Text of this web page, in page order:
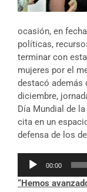
ocasión, en
políticas,
terminar con
mujeres por el
destacó además
diciembre,
Día Mundial de
cita en un
defensa de los
Reproductor
audio
00:00
“Hemos